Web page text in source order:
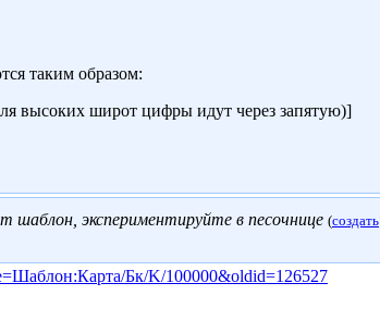
таким образом:
высоких широт цифры идут через запятую)]
шаблон, экспериментируйте в песочнице (создать
Бк/K/100000&oldid=126527